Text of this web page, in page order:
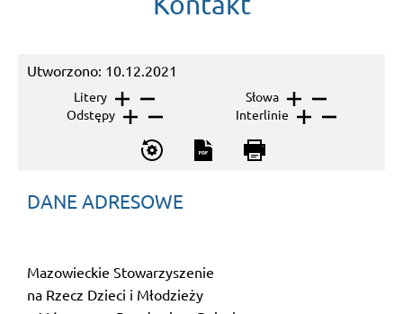
Utworzono: 10.12.2021
Litery
Słowa
Odstępy
Interlinie
DANE ADRESOWE
Mazowieckie Stowarzyszenie
na Rzecz Dzieci i Młodzieży